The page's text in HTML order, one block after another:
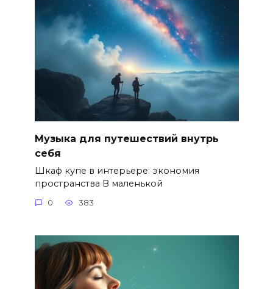
Музыка для путешествий внутрь
себя
Шкаф купе в интерьере: экономия
пространства В маленькой
0 383